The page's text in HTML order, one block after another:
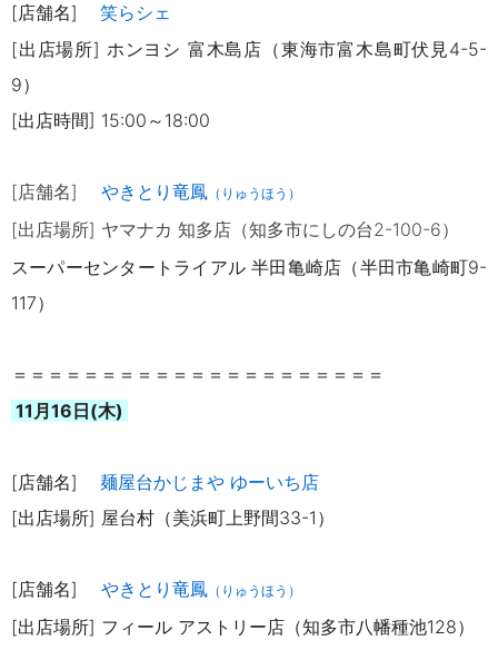
[店舗名] 笑らシェ
[出店場所] ホンヨシ 富木島店（東海市富木島町伏見4-5-
9）
[出店時間] 15:00～18:00
[店舗名] やきとり竜鳳 （りゅうほう）
[出店場所] ヤマナカ 知多店（知多市にしの台2-100-6）
スーパーセンタートライアル 半田亀崎店（半田市亀崎町9-
117）
＝＝＝＝＝＝＝＝＝＝＝＝＝＝＝＝＝＝＝＝＝
11月16日(木)
[店舗名] 麺屋台かじまや ゆーいち店
[出店場所] 屋台村（美浜町上野間33-1 ）
[店舗名] やきとり竜鳳 （りゅうほう）
[出店場所] フィール アストリー店（知多市八幡種池128）